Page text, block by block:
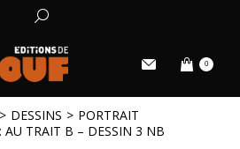
0
DESSINS
PORTRAIT
AU TRAIT B – DESSIN 3 NB